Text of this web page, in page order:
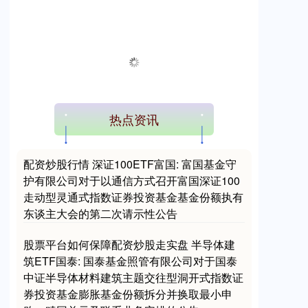
热点资讯
配资炒股行情 深证100ETF富国: 富国基金守
护有限公司对于以通信方式召开富国深证100
走动型灵通式指数证券投资基金基金份额执有
东谈主大会的第二次请示性公告
股票平台如何保障配资炒股走实盘 半导体建
筑ETF国泰: 国泰基金照管有限公司对于国泰
中证半导体材料建筑主题交往型洞开式指数证
券投资基金膨胀基金份额拆分并换取最小申